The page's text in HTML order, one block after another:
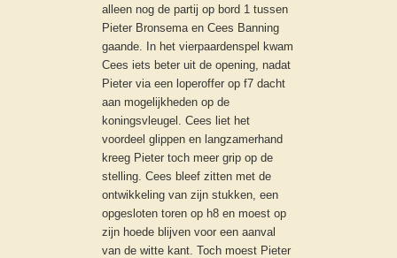
alleen nog de partij op bord 1 tussen
Pieter Bronsema en Cees Banning
gaande. In het vierpaardenspel kwam
Cees iets beter uit de opening, nadat
Pieter via een loperoffer op f7 dacht
aan mogelijkheden op de
koningsvleugel. Cees liet het
voordeel glippen en langzamerhand
kreeg Pieter toch meer grip op de
stelling. Cees bleef zitten met de
ontwikkeling van zijn stukken, een
opgesloten toren op h8 en moest op
zijn hoede blijven voor een aanval
van de witte kant. Toch moest Pieter